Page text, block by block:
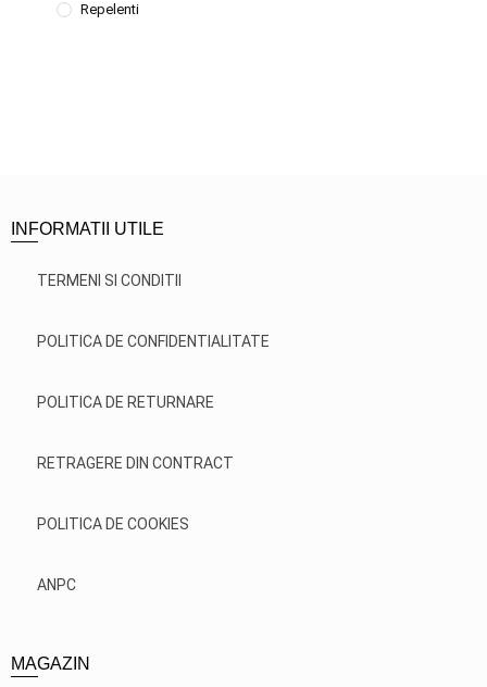
Repelenti
INFORMATII UTILE
TERMENI SI CONDITII
POLITICA DE CONFIDENTIALITATE
POLITICA DE RETURNARE
RETRAGERE DIN CONTRACT
POLITICA DE COOKIES
ANPC
MAGAZIN